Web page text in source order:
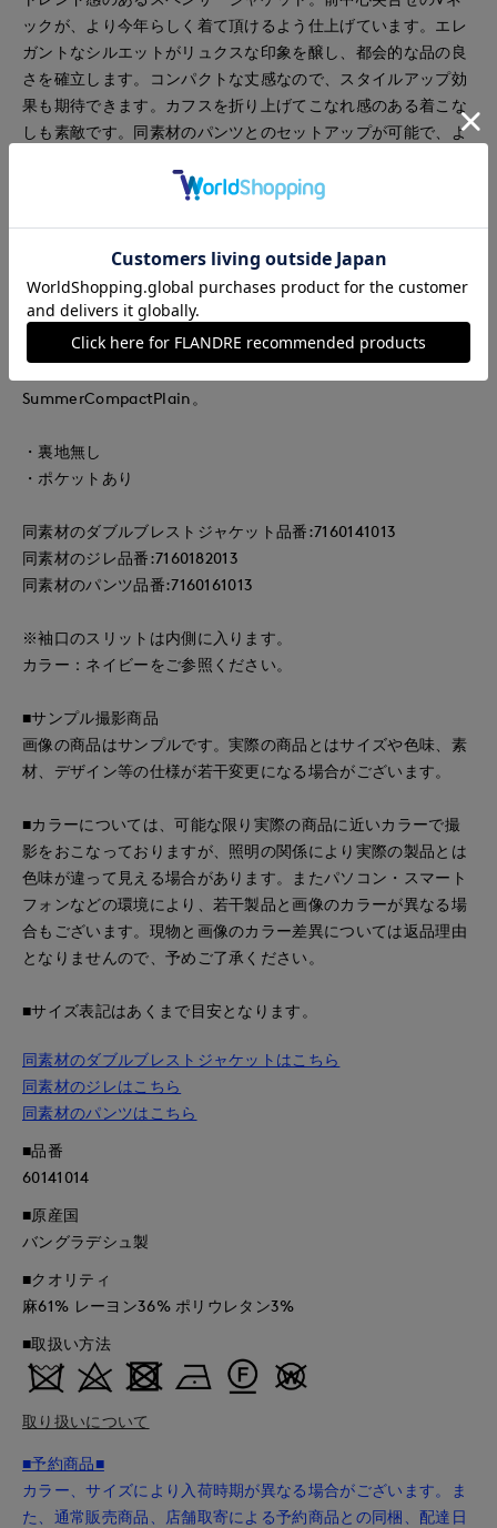
ックが、より今年らしく着て頂けるよう仕上げています。エレ
ガントなシルエットがリュクスな印象を醸し、都会的な品の良
さを確立します。コンパクトな丈感なので、スタイルアップ効
果も期待できます。カフスを折り上げてこなれ感のある着こな
しも素敵です。同素材のパンツとのセットアップが可能で、よ
グが存在感があり、高見えさせてくれます。
メゾン系ブランドも手がけるイタリアのメーカー、ポンテトル
トのファブリックを採用。通気性や吸湿性に富む夏に最適な原
料麻を縦糸に100％使用、強撚ヴィスコースストレッチと組み
合わせることで清涼感あふれるタッチ（肌触り）とコンフォー
SummerCompactPlain。
・裏地無し
・ポケットあり
同素材のダブルブレストジャケット品番:7160141013
同素材のジレ品番:7160182013
同素材のパンツ品番:7160161013
※袖口のスリットは内側に入ります。
カラー：ネイビーをご参照ください。
■サンプル撮影商品
画像の商品はサンプルです。実際の商品とはサイズや色味、素
材、デザイン等の仕様が若干変更になる場合がございます。
■カラーについては、可能な限り実際の商品に近いカラーで撮
影をおこなっておりますが、照明の関係により実際の製品とは
色味が違って見える場合があります。またパソコン・スマート
フォンなどの環境により、若干製品と画像のカラーが異なる場
合もございます。現物と画像のカラー差異については返品理由
となりませんので、予めご了承ください。
■サイズ表記はあくまで目安となります。
同素材のダブルブレストジャケットはこちら
同素材のジレはこちら
同素材のパンツはこちら
■品番
60141014
■原産国
バングラデシュ製
■クオリティ
麻61% レーヨン36% ポリウレタン3%
■取扱い方法
取り扱いについて
■予約商品■
カラー、サイズにより入荷時期が異なる場合がございます。ま
た、通常販売商品、店舗取寄による予約商品との同梱、配達日